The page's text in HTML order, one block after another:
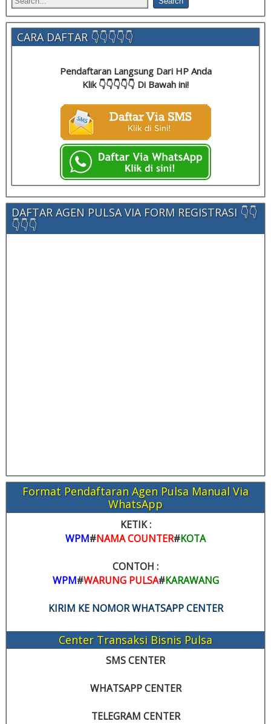
CARA DAFTAR 👇👇👇👇👇
Pendaftaran Langsung Dari HP Anda
Klik 👇👇👇👇👇 Di Bawah ini!
DAFTAR AGEN PULSA VIA FORM REGISTRASI 👇👇
👇👇👇
Format Pendaftaran Agen Pulsa Manual Via
WhatsApp
KETIK :
WPM#NAMA COUNTER#KOTA
CONTOH :
WPM#WARUNG PULSA#KARAWANG
KIRIM KE NOMOR WHATSAPP CENTER
Center Transaksi Bisnis Pulsa
SMS CENTER
WHATSAPP CENTER
TELEGRAM CENTER